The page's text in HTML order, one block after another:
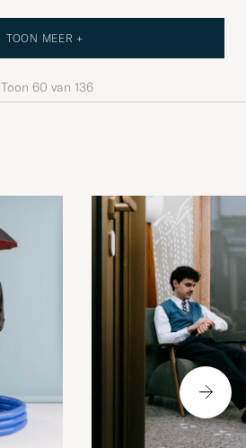
TOON MEER +
Toon 60 van 136